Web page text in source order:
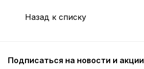
Назад к списку
Подписаться на новости и акции